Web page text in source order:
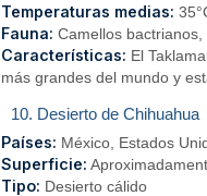
Temperaturas medias:
Fauna: Camellos bactrianos,
Características: El
más grandes del mundo y
10. Desierto de Chihuahua
Países: México, Estados
Superficie:
Tipo: Desierto cálido